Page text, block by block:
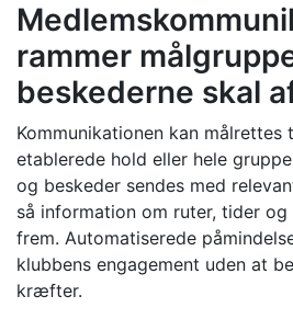
rammer
beskederne skal
Kommunikationen kan målrettes
etablerede hold eller hele
og beskeder sendes med
så information om ruter, tider og
frem. Automatiserede
klubbens engagement uden at
kræfter.